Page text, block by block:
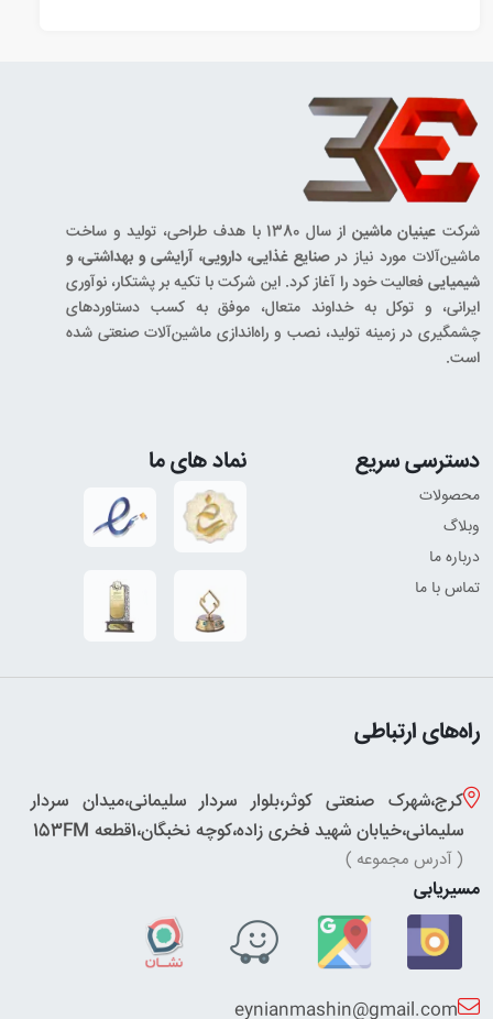
شرکت عینیان ماشین
از سال 1380 با هدف طراحی، تولید و ساخت
ماشین‌آلات مورد نیاز درصنایع غذایی، دارویی، آرایشی و بهداشتی، و
شیمیاییفعالیت خود را آغاز کرد. این شرکت با تکیه بر پشتکار، نوآوری
ایرانی، و توکل به خداوند متعال، موفق به کسب دستاوردهای
چشمگیری در زمینه تولید، نصب و راه‌اندازی ماشین‌آلات صنعتی شده
است.
دسترسی سریع
محصولات
وبلاگ
درباره ما
تماس با ما
نماد های ما
راه‌های ارتباطی
کرج،شهرک صنعتی کوثر،بلوار سردار سلیمانی،میدان سردار
سلیمانی،خیابان شهید فخری زاده،کوچه نخبگان،1قطعه 153FM
( آدرس مجموعه )
مسیریابی
eynianmashin@gmail.com